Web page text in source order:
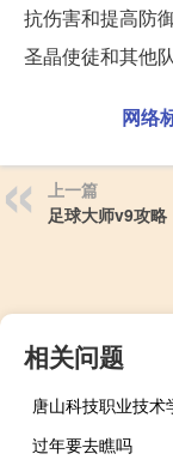
抗伤害和提高防
圣晶使徒和其他
网络
上一篇
足球大师v9攻略
相关问题
过年要去瞧吗